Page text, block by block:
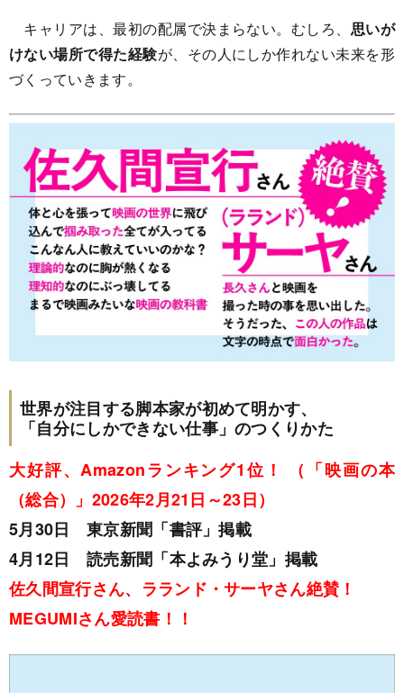
キャリアは、最初の配属で決まらない。むしろ、 思いが
けない場所で得た経験が、その人にしか作れない未来を形
づくっていきます。
世界が注目する脚本家が初めて明かす、
「自分にしかできない仕事」のつくりかた
大好評、Amazonランキング1位！ （「映画の本
（総合）」2026年2月21日～23日）
5月30日 東京新聞「書評」掲載
4月12日 読売新聞「本よみうり堂」掲載
佐久間宣行さん、ラランド・サーヤさん絶賛！
MEGUMIさん愛読書！！